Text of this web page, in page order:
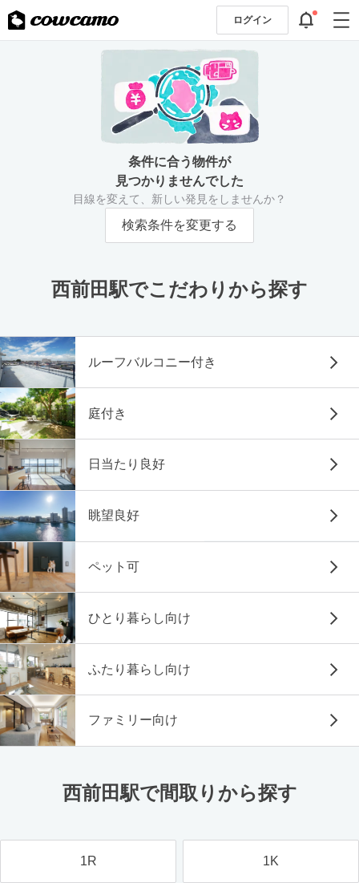
ログイン
条件に合う物件が
見つかりませんでした
目線を変えて、新しい発見をしませんか？
検索条件を変更する
西前田駅でこだわりから探す
ルーフバルコニー付き
庭付き
日当たり良好
眺望良好
ペット可
ひとり暮らし向け
ふたり暮らし向け
ファミリー向け
西前田駅で間取りから探す
1R 1K